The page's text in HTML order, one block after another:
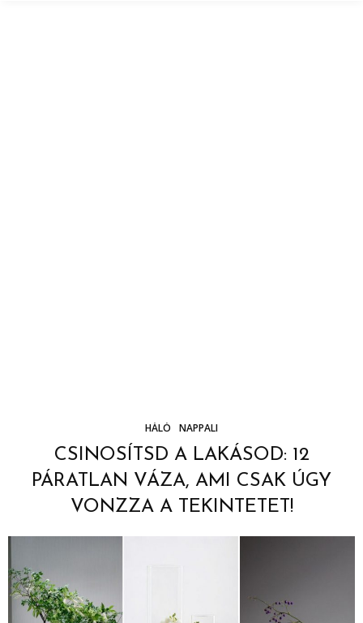
HÁLÓ NAPPALI
CSINOSÍTSD A LAKÁSOD: 12
PÁRATLAN VÁZA, AMI CSAK ÚGY
VONZZA A TEKINTETET!